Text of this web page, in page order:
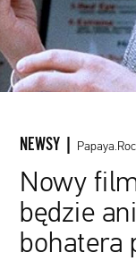
NEWSY |
Nowy
będzie
bohatera